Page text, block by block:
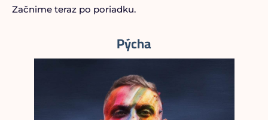
Začnime teraz po poriadku.
Pýcha